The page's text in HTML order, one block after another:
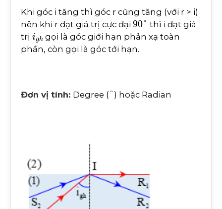
Khi góc i tăng thì góc r cũng tăng (với r > i)
nên khi r đạt giá trị cực đại 90°thì i đạt giá
trị ighgọi là góc giới hạn phản xạ toàn
phần, còn gọi là góc tới hạn.
Đơn vị tính: Degree ( ° ) hoặc Radian